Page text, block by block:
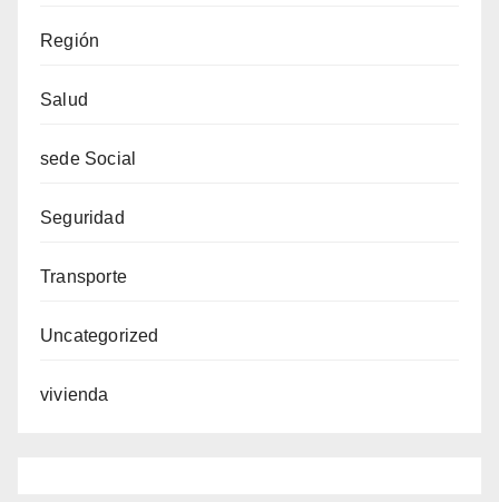
Región
Salud
sede Social
Seguridad
Transporte
Uncategorized
vivienda